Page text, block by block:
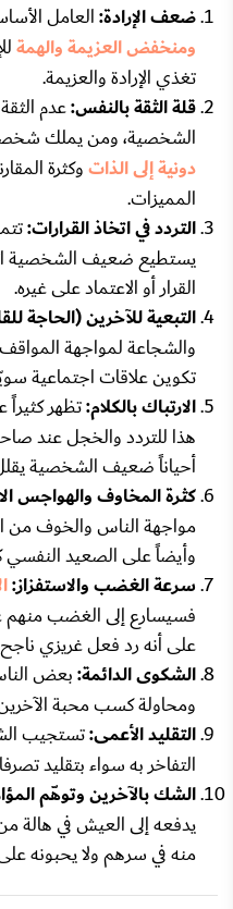
ضعف الإرادة:العامل
ومنخفض العزيمة والهمة
تغذي الإرادة والعزيمة.
قلة الثقة بالنفس:عدم
الشخصية، ومن يملك
دونية إلى الذاتوكثرة
المميزات.
التردد في اتخاذ القرارات:
يستطيع ضعيف الشخصية
القرار أو الاعتماد على غيره.
التبعية للآخرين (الحاجة
والشجاعة لمواجهة المواقف
تكوين علاقات اجتماعية
الارتباك بالكلام:تظهر
هذا للتردد والخجل عند
أحياناً ضعيف الشخصية
كثرة المخاوف والهواجس
مواجهة الناس والخوف من
وأيضاً على الصعيد
سرعة الغضب والاستفزاز:
فسيسارع إلى الغضب منهم
على أنه رد فعل غريزي
الشكوى الدائمة:بعض
ومحاولة كسب محبة
التقليد الأعمى:تستجيب
التفاخر به سواء بتقليد
الشك بالآخرين وتوهّم
يدفعه إلى العيش في هالة
منه في سرهم ولا يحبونه